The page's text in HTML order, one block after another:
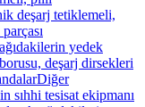
deşarj tetiklemeli,
yedek
deşarj dirsekleri
Diğer
sıhhi tesisat ekipmanı